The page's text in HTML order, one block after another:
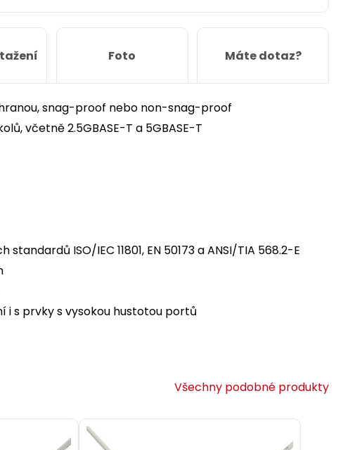
Foto Máte dotaz?
snag-proof nebo non-snag-proof
včetně 2.5GBASE-T a 5GBASE-T
ISO/IEC 11801, EN 50173 a ANSI/TIA 568.2-E
i s prvky s vysokou hustotou portů
Všechny podobné produkty